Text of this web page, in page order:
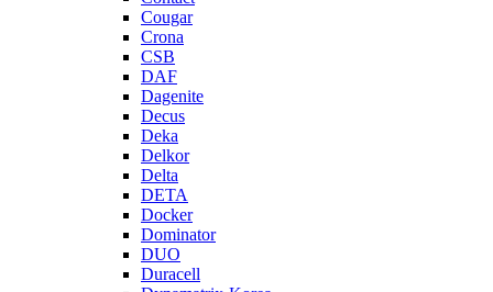
Cougar
Crona
CSB
DAF
Dagenite
Decus
Deka
Delkor
Delta
DETA
Docker
Dominator
DUO
Duracell